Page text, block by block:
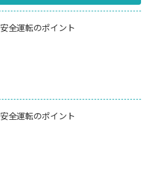
安全運転のポイント
安全運転のポイント